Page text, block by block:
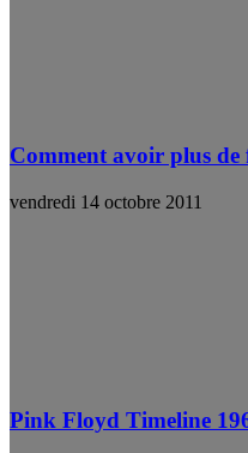
Comment avoir plus
vendredi 14 octobre 2011
Pink Floyd Timeline